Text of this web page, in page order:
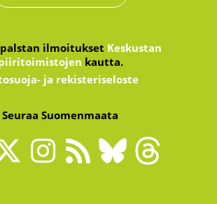
ilmoitukset Keskustan
kautta.
ja rekisteriseloste
Seuraa Suomenmaata